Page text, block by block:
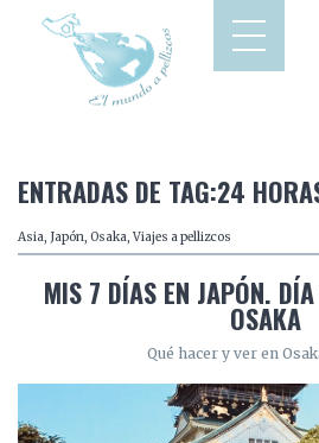
ENTRADAS DE TAG:24
Asia, Japón, Osaka, Viajes a pellizcos
MIS 7 DÍAS EN JAPÓN.
OSAKA
Qué hacer y ver en